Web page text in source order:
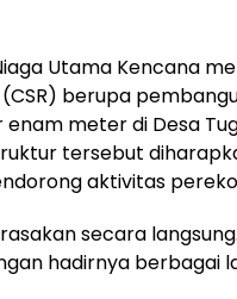
Utama Kencana
berupa
meter di Desa
tersebut
aktivitas
secara
hadirnya berbagai